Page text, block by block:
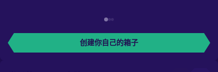
创建你自己的箱子